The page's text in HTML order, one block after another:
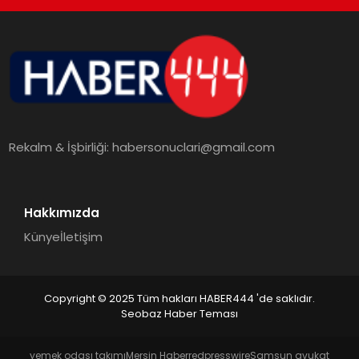
MAGAZIN
EGITIM
YAŞAM
Rekalm & İşbirliği:habersonuclari@gmail.com
Hakkımızda
Künyeİletişim
Copyright © 2025 Tüm hakları HABER444 'de saklıdır.
Seobaz Haber Teması
yemek odası takımıMersin HaberredpresswireSamsun avukat